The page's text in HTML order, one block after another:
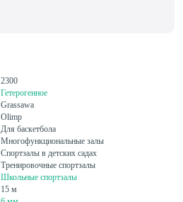
2300
Гетерогенное
Grassawa
Olimp
Для баскетбола
Многофункциональные залы
Спортзалы в детских садах
Тренировочные спортзалы
Школьные спортзалы
15 м